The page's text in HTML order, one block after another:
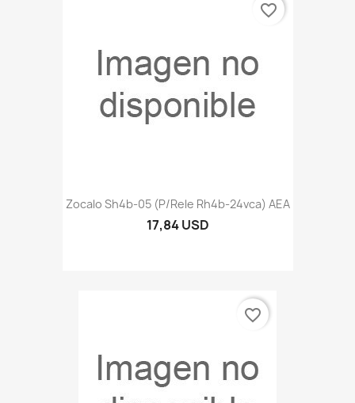
Zocalo Sh4b-05 (p/rele Rh4b-24vca) AEA
17,84 USD
favorite_border
favorite_border